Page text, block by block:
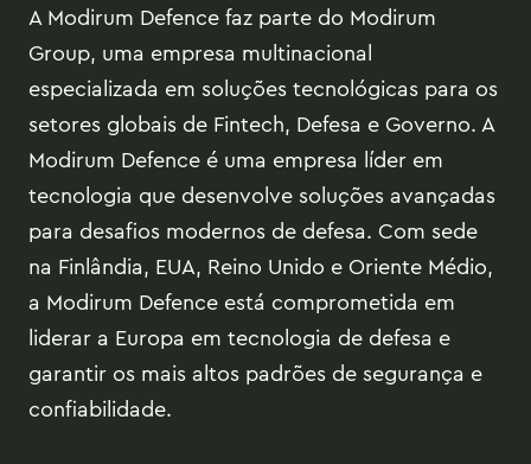
A Modirum Defence faz parte do Modirum
Group, uma empresa multinacional
especializada em soluções tecnológicas para os
setores globais de Fintech, Defesa e Governo. A
Modirum Defence é uma empresa líder em
tecnologia que desenvolve soluções avançadas
para desafios modernos de defesa. Com sede
na Finlândia, EUA, Reino Unido e Oriente Médio,
a Modirum Defence está comprometida em
liderar a Europa em tecnologia de defesa e
garantir os mais altos padrões de segurança e
confiabilidade.